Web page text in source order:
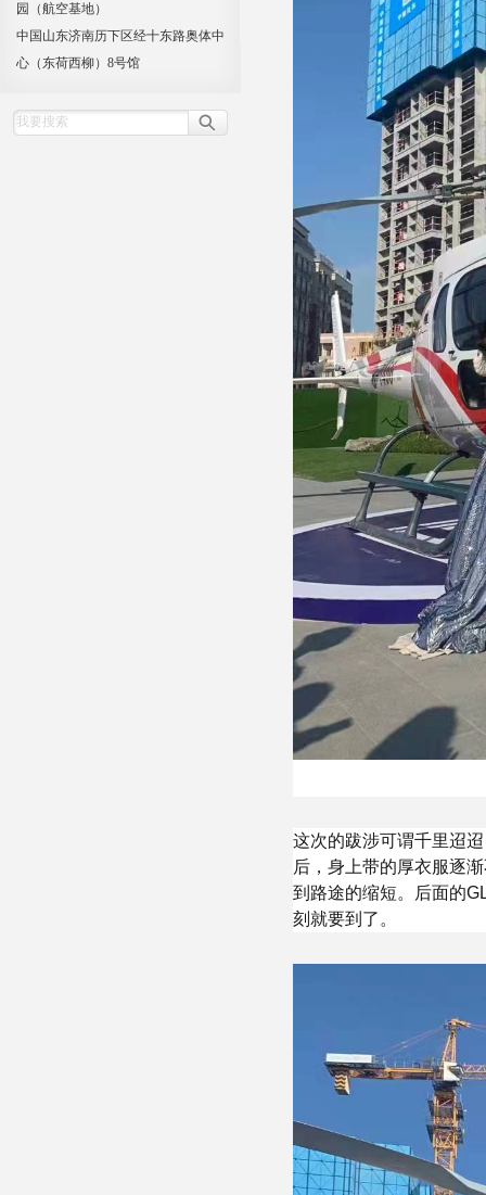
园（航空基地）
中国山东济南历下区经十东路奥体中
心（东荷西柳）8号馆
这次的跋涉可谓千里迢
后，身上带的厚衣服逐
到路途的缩短。后面的
刻就要到了。